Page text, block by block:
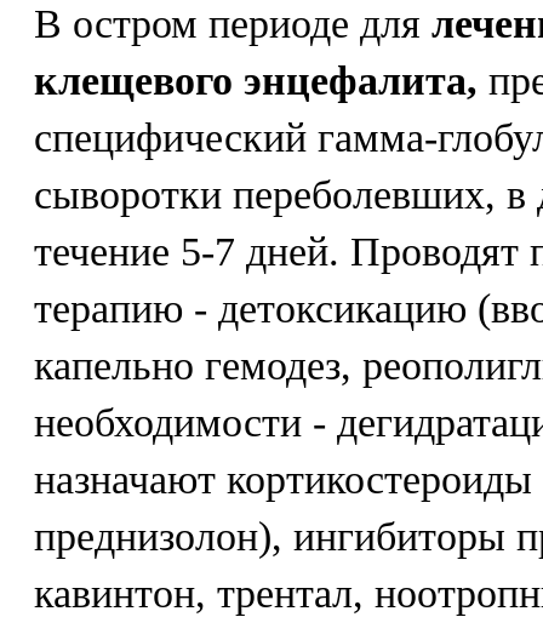
В остром периоде для
клещевого энцефалита,
специфический гамма-
сыворотки переболевших,
течение 5-7 дней. Проводят
терапию - детоксикацию
капельно гемодез,
необходимости -
назначают кортикостероиды
преднизолон), ингибиторы
кавинтон, трентал,